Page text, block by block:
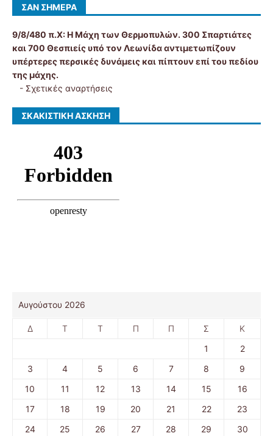
ΣΑΝ ΣΉΜΕΡΑ
9/8/480 π.Χ:Η Μάχη των Θερμοπυλών. 300 Σπαρτιάτες
και 700 Θεσπιείς υπό τον Λεωνίδα αντιμετωπίζουν
υπέρτερες περσικές δυνάμεις και πίπτουν επί του πεδίου
της μάχης.
- Σχετικές αναρτήσεις
ΣΚΑΚΙΣΤΙΚΉ ΆΣΚΗΣΗ
Αυγούστου 2026
Δ Τ Τ Π Π Σ
Κ
1
2
3
4 5 6 7 8
9
10
11 12 13 14 15
16
17
18 19 20 21 22
23
24
25 26 27 28 29 30